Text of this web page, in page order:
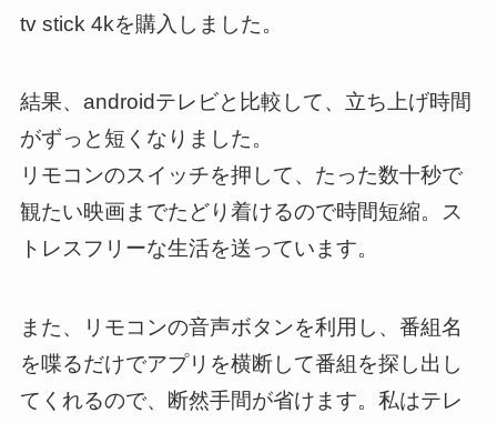
tv stick 4kを購入しました。
結果、androidテレビと比較して、立ち上げ時間
がずっと短くなりました。
リモコンのスイッチを押して、たった数十秒で
観たい映画までたどり着けるので時間短縮。ス
トレスフリーな生活を送っています。
また、リモコンの音声ボタンを利用し、番組名
を喋るだけでアプリを横断して番組を探し出し
てくれるので、 断然手間が省けます。私はテレ